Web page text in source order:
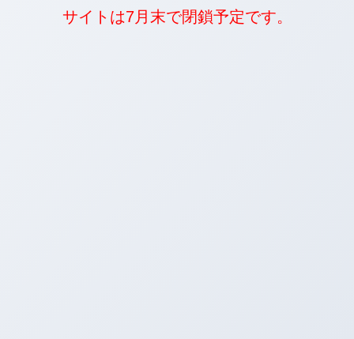
サイトは7月末で閉鎖予定です。